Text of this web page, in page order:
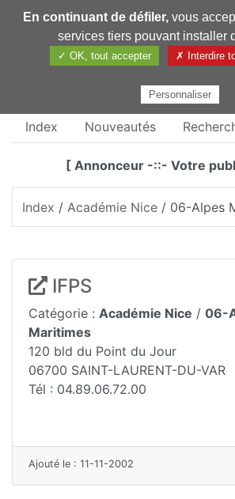
Pharmechange
Index Nouveautés
[ Annonceur -::- Votre
Index / Académie Nice / 06-Alpes
IFPS
Catégorie : Académie Nice / 06-
Maritimes
120 bld du Point du Jour
06700 SAINT-LAURENT-DU-VAR
Tél : 04.89.06.72.00
Ajouté le : 11-11-2002
En continuant de défiler,vous
services tiers pouvant installer
✓ OK, tout accepter ✗ Interdire
Personnaliser